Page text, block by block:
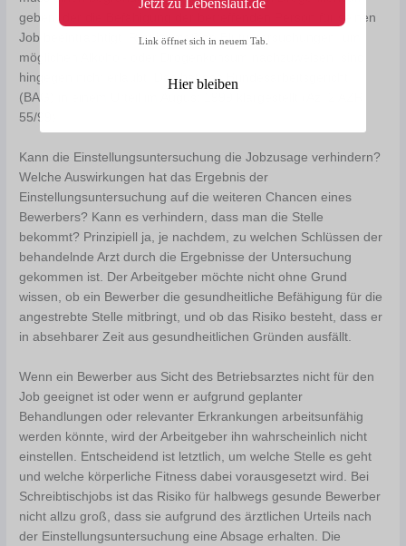
geben, der die Befähigung der betreffenden Person für seinen
Job beeinträchtigt. Routinemäßige Blutuntersuchungen, um
möglichen Alkohol- oder Drogenkonsum nachzuweisen, sind
hingegen nicht erlaubt. Das hat das Bundesarbeitsgericht
(BAG) in einem Urteil im August 1999 klargestellt (Az. 2 AZR
55/99).
Kann die Einstellungsuntersuchung die Jobzusage verhindern?
Welche Auswirkungen hat das Ergebnis der
Einstellungsuntersuchung auf die weiteren Chancen eines
Bewerbers? Kann es verhindern, dass man die Stelle
bekommt? Prinzipiell ja, je nachdem, zu welchen Schlüssen der
behandelnde Arzt durch die Ergebnisse der Untersuchung
gekommen ist. Der Arbeitgeber möchte nicht ohne Grund
wissen, ob ein Bewerber die gesundheitliche Befähigung für die
angestrebte Stelle mitbringt, und ob das Risiko besteht, dass er
in absehbarer Zeit aus gesundheitlichen Gründen ausfällt.
Wenn ein Bewerber aus Sicht des Betriebsarztes nicht für den
Job geeignet ist oder wenn er aufgrund geplanter
Behandlungen oder relevanter Erkrankungen arbeitsunfähig
werden könnte, wird der Arbeitgeber ihn wahrscheinlich nicht
einstellen. Entscheidend ist letztlich, um welche Stelle es geht
und welche körperliche Fitness dabei vorausgesetzt wird. Bei
Schreibtischjobs ist das Risiko für halbwegs gesunde Bewerber
nicht allzu groß, dass sie aufgrund des ärztlichen Urteils nach
der Einstellungsuntersuchung eine Absage erhalten. Die
Link öffnet sich in neuem Tab.
Hier bleiben
Jetzt zu Lebenslauf.de